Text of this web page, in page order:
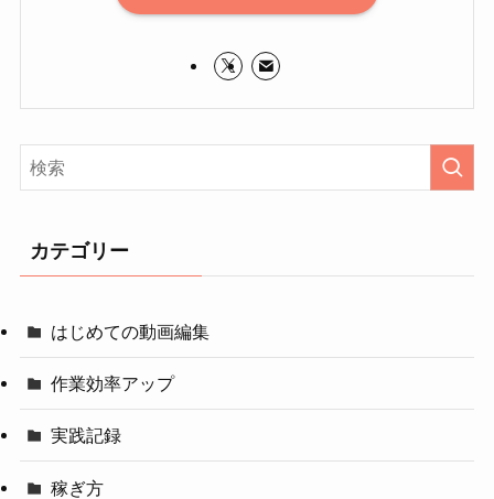
カテゴリー
はじめての動画編集
作業効率アップ
実践記録
稼ぎ方